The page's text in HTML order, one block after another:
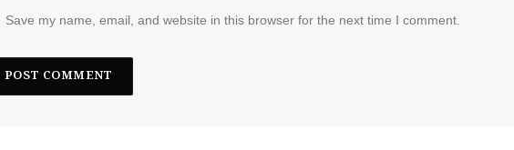
Save my name, email, and website in this browser for the next time I comment.